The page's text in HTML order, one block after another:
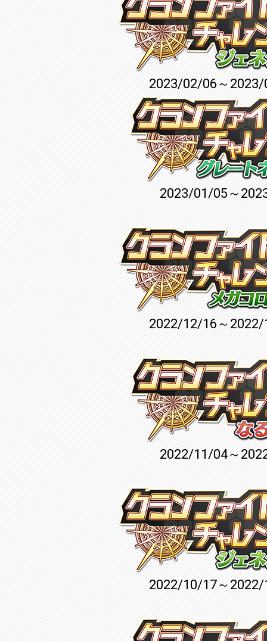
2023/02/06～
2023/01/05～
2022/12/16～
2022/11/04～
2022/10/17～